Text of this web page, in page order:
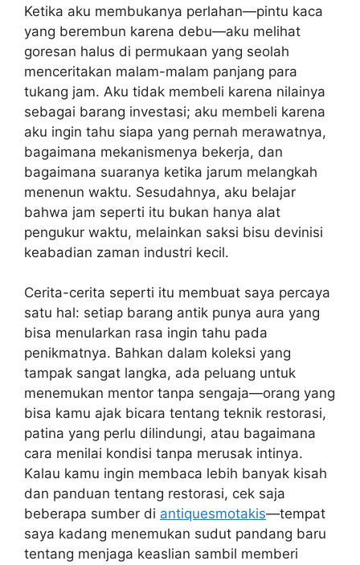
Ketika aku membukanya perlahan—pintu kaca
yang berembun karena debu—aku melihat
goresan halus di permukaan yang seolah
menceritakan malam-malam panjang para
tukang jam. Aku tidak membeli karena nilainya
sebagai barang investasi; aku membeli karena
aku ingin tahu siapa yang pernah merawatnya,
bagaimana mekanismenya bekerja, dan
bagaimana suaranya ketika jarum melangkah
menenun waktu. Sesudahnya, aku belajar
bahwa jam seperti itu bukan hanya alat
pengukur waktu, melainkan saksi bisu devinisi
keabadian zaman industri kecil.
Cerita-cerita seperti itu membuat saya percaya
satu hal: setiap barang antik punya aura yang
bisa menularkan rasa ingin tahu pada
penikmatnya. Bahkan dalam koleksi yang
tampak sangat langka, ada peluang untuk
menemukan mentor tanpa sengaja—orang yang
bisa kamu ajak bicara tentang teknik restorasi,
patina yang perlu dilindungi, atau bagaimana
cara menilai kondisi tanpa merusak intinya.
Kalau kamu ingin membaca lebih banyak kisah
dan panduan tentang restorasi, cek saja
beberapa sumber di antiquesmotakis—tempat
saya kadang menemukan sudut pandang baru
tentang menjaga keaslian sambil memberi